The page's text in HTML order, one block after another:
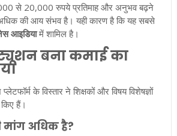
से 20,000 रुपये प्रतिमाह और अनुभव बढ़ने
की आय संभव है। यही कारण है कि यह सबसे
आइडियामें शामिल है।
बना कमाई का
के विस्तार ने शिक्षकों और विषय विशेषज्ञों
हैं।
मांग अधिक है?